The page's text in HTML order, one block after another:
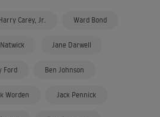
Carey, Jr. Ward Bond
Jane Darwell
Ford Ben Johnson
Worden Jack Pennick